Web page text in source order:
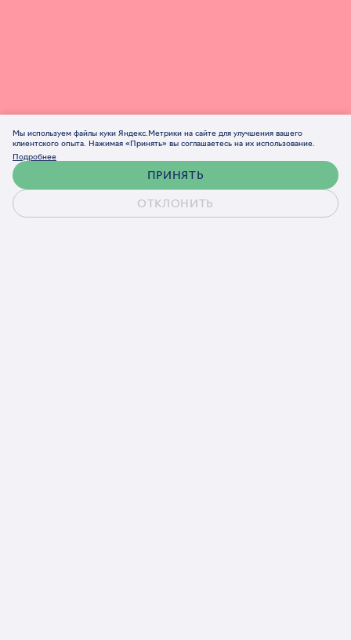
Обсудить проект
Мы используем файлы куки Яндекс.Метрики на сайте для улучшения вашего
клиентского опыта. Нажимая «Принять» вы соглашаетесь на их использование.
Подробнее
ПРИНЯТЬ
ОТКЛОНИТЬ